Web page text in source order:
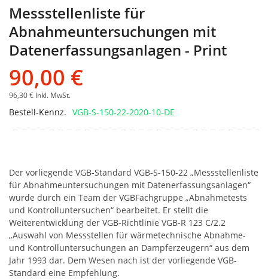
Messstellenliste für
Abnahmeuntersuchungen mit
Datenerfassungsanlagen - Print
90,00 €
96,30 € Inkl. MwSt.
Bestell-Kennz. VGB-S-150-22-2020-10-DE
Der vorliegende VGB-Standard VGB-S-150-22 „Messstellenliste
für Abnahmeuntersuchungen mit Datenerfassungsanlagen“
wurde durch ein Team der VGBFachgruppe „Abnahmetests
und Kontrolluntersuchen“ bearbeitet. Er stellt die
Weiterentwicklung der VGB-Richtlinie VGB-R 123 C/2.2
„Auswahl von Messstellen für wärmetechnische Abnahme-
und Kontrolluntersuchungen an Dampferzeugern“ aus dem
Jahr 1993 dar. Dem Wesen nach ist der vorliegende VGB-
Standard eine Empfehlung.